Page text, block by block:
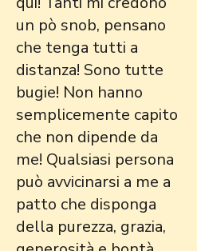
un pò snob, pensano
che tenga tutti a
distanza! Sono tutte
bugie! Non hanno
semplicemente capito
che non dipende da
me! Qualsiasi persona
può avvicinarsi a me a
patto che disponga
della purezza, grazia,